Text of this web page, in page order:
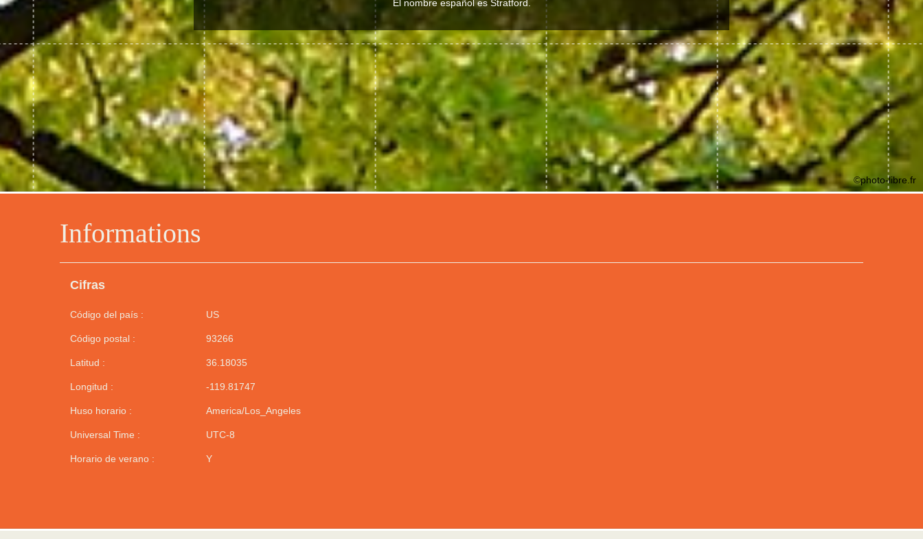
Informations
Cifras
Código del país : US
Código postal : 93266
Latitud : 36.18035
Longitud : -119.81747
Huso horario : America/Los_Angeles
Universal Time : UTC-8
Horario de verano : Y
El nombre español es Stratford.
©photo-libre.fr